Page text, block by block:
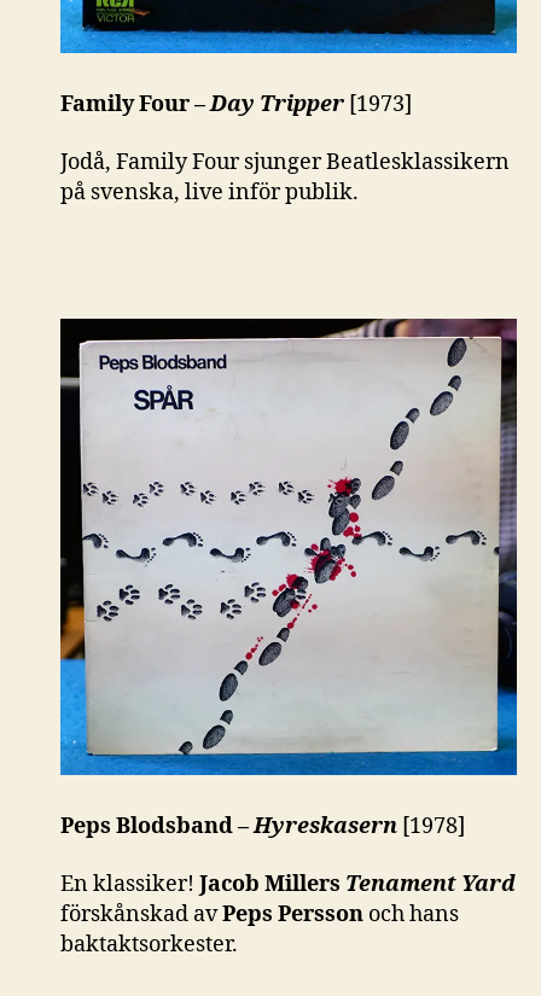
Family Four –Day Tripper [1973]
Jodå, Family Four sjunger Beatlesklassikern
på svenska, live inför publik.
Peps Blodsband –Hyreskasern [1978]
En klassiker! Jacob Millers Tenament Yard
förskånskad avPeps Persson och hans
baktaktsorkester.